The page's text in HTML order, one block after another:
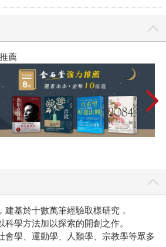
薦
建基於十數萬筆經驗取樣研究，
學方法加以探索的開創之作。
會學、運動學、人類學、宗教學等眾多